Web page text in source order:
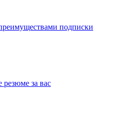
подписки
резюме за вас